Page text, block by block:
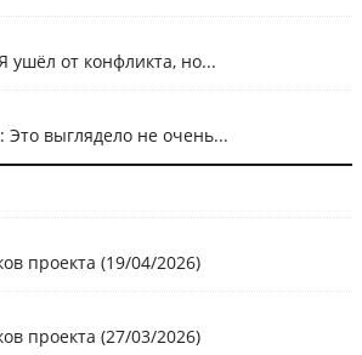
ушёл от конфликта, но...
Это выглядело не очень...
проекта (19/04/2026)
проекта (27/03/2026)